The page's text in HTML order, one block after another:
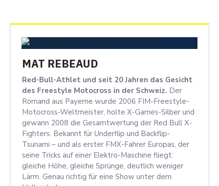
MAT REBEAUD
Red-Bull-Athlet und seit 20 Jahren das Gesicht
des Freestyle Motocross in der Schweiz. Der
Romand aus Payerne wurde 2006 FIM-Freestyle-
Motocross-Weltmeister, holte X-Games-Silber und
gewann 2008 die Gesamtwertung der Red Bull X-
Fighters. Bekannt für Underflip und Backflip-
Tsunami – und als erster FMX-Fahrer Europas, der
seine Tricks auf einer Elektro-Maschine fliegt:
gleiche Höhe, gleiche Sprünge, deutlich weniger
Lärm. Genau richtig für eine Show unter dem